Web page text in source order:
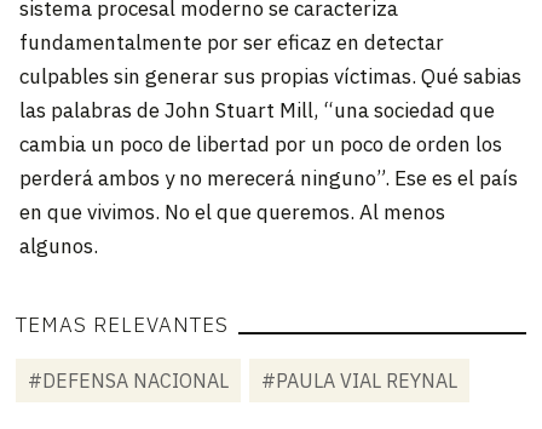
sistema procesal moderno se caracteriza
fundamentalmente por ser eficaz en detectar
culpables sin generar sus propias víctimas. Qué sabias
las palabras de John Stuart Mill, “una sociedad que
cambia un poco de libertad por un poco de orden los
perderá ambos y no merecerá ninguno”. Ese es el país
en que vivimos. No el que queremos. Al menos
algunos.
TEMAS RELEVANTES
#DEFENSA NACIONAL #PAULA VIAL REYNAL